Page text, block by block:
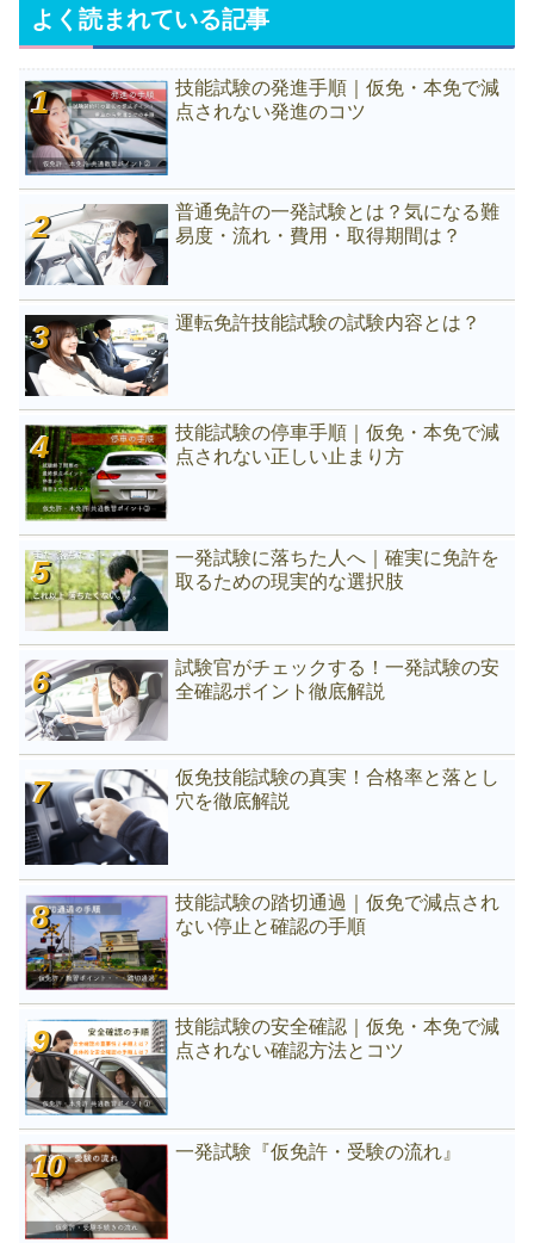
よく読まれている記事
技能試験の発進手順｜仮免・本免で減
点されない発進のコツ
普通免許の一発試験とは？気になる難
易度・流れ・費用・取得期間は？
運転免許技能試験の試験内容とは？
技能試験の停車手順｜仮免・本免で減
点されない正しい止まり方
一発試験に落ちた人へ｜確実に免許を
取るための現実的な選択肢
試験官がチェックする！一発試験の安
全確認ポイント徹底解説
仮免技能試験の真実！合格率と落とし
穴を徹底解説
技能試験の踏切通過｜仮免で減点され
ない停止と確認の手順
技能試験の安全確認｜仮免・本免で減
点されない確認方法とコツ
一発試験『仮免許・受験の流れ』